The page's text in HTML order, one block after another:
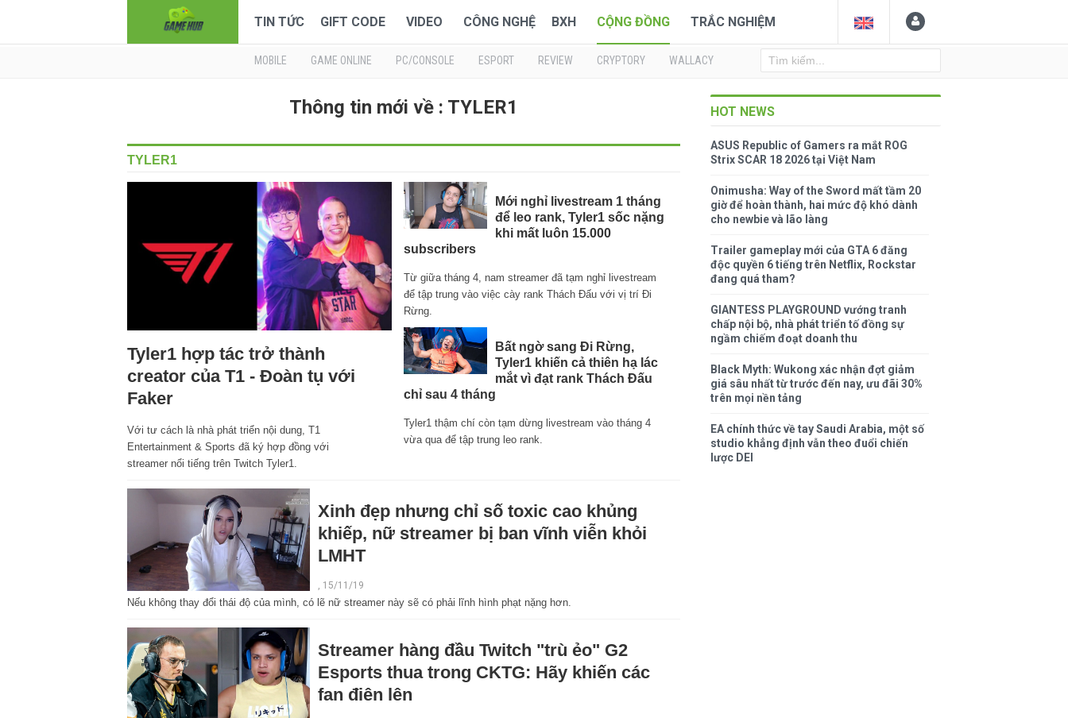
TIN TỨC GIFT CODE VIDEO CÔNG NGHỆ BXH CỘNG ĐỒNG TRẮC NGHIỆM
MOBILE GAME ONLINE PC/CONSOLE ESPORT REVIEW CRYPTORY WALLACY
Thông tin mới về : TYLER1
TYLER1
Tyler1 hợp tác trở thành
creator của T1 - Đoàn tụ với
Faker
Với tư cách là nhà phát triển nội dung, T1
Entertainment & Sports đã ký hợp đồng với
streamer nổi tiếng trên Twitch Tyler1.
Mới nghỉ livestream 1 tháng
để leo rank, Tyler1 sốc nặng
khi mất luôn 15.000
subscribers
Từ giữa tháng 4, nam streamer đã tạm nghỉ livestream
để tập trung vào việc cày rank Thách Đấu với vị trí Đi
Rừng.
Bất ngờ sang Đi Rừng,
Tyler1 khiến cả thiên hạ lác
mắt vì đạt rank Thách Đấu
chỉ sau 4 tháng
Tyler1 thậm chí còn tạm dừng livestream vào tháng 4
vừa qua để tập trung leo rank.
Xinh đẹp nhưng chỉ số toxic cao khủng
khiếp, nữ streamer bị ban vĩnh viễn khỏi
LMHT
, 15/11/19
Nếu không thay đổi thái độ của mình, có lẽ nữ streamer này sẽ có phải lĩnh hình phạt nặng hơn.
Streamer hàng đầu Twitch "trù ẻo" G2
Esports thua trong CKTG: Hãy khiến các
fan điên lên
HOT NEWS
ASUS Republic of Gamers ra mắt ROG
Strix SCAR 18 2026 tại Việt Nam
Onimusha: Way of the Sword mất tầm 20
giờ để hoàn thành, hai mức độ khó dành
cho newbie và lão làng
Trailer gameplay mới của GTA 6 đăng
độc quyền 6 tiếng trên Netflix, Rockstar
đang quá tham?
GIANTESS PLAYGROUND vướng tranh
chấp nội bộ, nhà phát triển tố đồng sự
ngầm chiếm đoạt doanh thu
Black Myth: Wukong xác nhận đợt giảm
giá sâu nhất từ trước đến nay, ưu đãi 30%
trên mọi nền tảng
EA chính thức về tay Saudi Arabia, một số
studio khẳng định vẫn theo đuổi chiến
lược DEI